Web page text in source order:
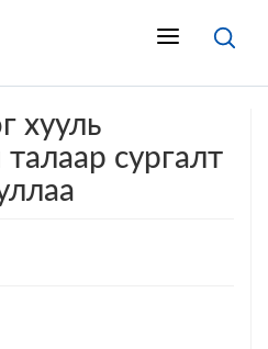
хууль
сургалт